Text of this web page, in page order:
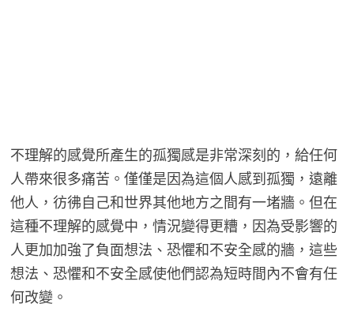
不理解的感覺所產生的孤獨感是非常深刻的，給任何
人帶來很多痛苦。僅僅是因為這個人感到孤獨，遠離
他人，彷彿自己和世界其他地方之間有一堵牆。但在
這種不理解的感覺中，情況變得更糟，因為受影響的
人更加加強了負面想法、恐懼和不安全感的牆，這些
想法、恐懼和不安全感使他們認為短時間內不會有任
何改變。